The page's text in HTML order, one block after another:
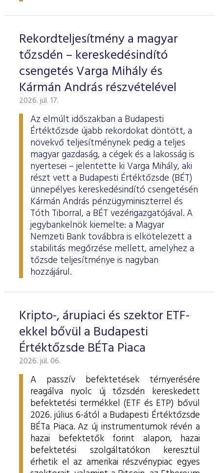
Rekordteljesítmény a magyar
tőzsdén – kereskedésindító
csengetés Varga Mihály és
Kármán András részvételével
2026. júl. 17.
Az elmúlt időszakban a Budapesti
Értéktőzsde újabb rekordokat döntött, a
növekvő teljesítménynek pedig a teljes
magyar gazdaság, a cégek és a lakosság is
nyertesei – jelentette ki Varga Mihály, aki
részt vett a Budapesti Értéktőzsde (BÉT)
ünnepélyes kereskedésindító csengetésén
Kármán András pénzügyminiszterrel és
Tóth Tiborral, a BÉT vezérigazgatójával. A
jegybankelnök kiemelte: a Magyar
Nemzeti Bank továbbra is elkötelezett a
stabilitás megőrzése mellett, amelyhez a
tőzsde teljesítménye is nagyban
hozzájárul.
Kripto-, árupiaci és szektor ETF-
ekkel bővül a Budapesti
Értéktőzsde BÉTa Piaca
2026. júl. 06.
A passzív befektetések térnyerésére
reagálva nyolc új tőzsdén kereskedett
befektetési termékkel (ETF és ETP) bővül
2026. július 6-ától a Budapesti Értéktőzsde
BÉTa Piaca. Az új instrumentumok révén a
hazai befektetők forint alapon, hazai
befektetési szolgáltatókon keresztül
érhetik el az amerikai részvénypiac egyes